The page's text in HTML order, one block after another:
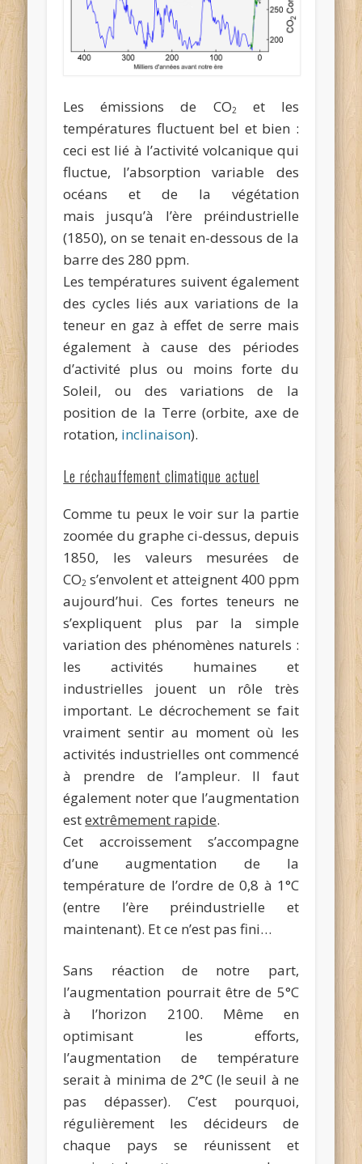
Les émissions de CO2
et les
températures fluctuent bel et bien :
ceci est lié à l’activité volcanique qui
fluctue, l’absorption variable des
océans et de la végétation
mais jusqu’à l’ère préindustrielle
(1850), on se tenait en-dessous de la
barre des 280 ppm.
Les températures suivent également
des cycles liés aux variations de la
teneur en gaz à effet de serre mais
également à cause des périodes
d’activité plus ou moins forte du
Soleil, ou des variations de la
position de la Terre (orbite, axe de
rotation, inclinaison).
Le réchauffement climatique actuel
Comme tu peux le voir sur la partie
zoomée du graphe ci-dessus, depuis
1850, les valeurs mesurées de
CO2 s’envolent et atteignent 400 ppm
aujourd’hui. Ces fortes teneurs ne
s’expliquent plus par la simple
variation des phénomènes naturels :
les activités humaines et
industrielles jouent un rôle très
important. Le décrochement se fait
vraiment sentir au moment où les
activités industrielles ont commencé
à prendre de l’ampleur. Il faut
également noter que l’augmentation
estextrêmement rapide.
Cet accroissement s’accompagne
d’une augmentation de la
température de l’ordre de 0,8 à 1°C
(entre l’ère préindustrielle et
maintenant). Et ce n’est pas fini…
Sans réaction de notre part,
l’augmentation pourrait être de 5°C
à l’horizon 2100. Même en
optimisant les efforts,
l’augmentation de température
serait à minima de 2°C (le seuil à ne
pas dépasser). C’est pourquoi,
régulièrement les décideurs de
chaque pays se réunissent et